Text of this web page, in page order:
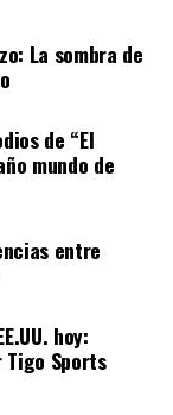
La sombra de
de “El
mundo de
entre
hoy:
Tigo Sports